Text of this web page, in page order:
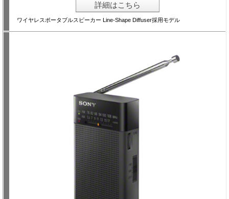
詳細はこちら
ワイヤレスポータブルスピーカー Line-Shape Diffuser採用モデル